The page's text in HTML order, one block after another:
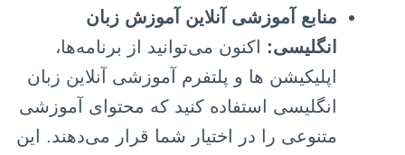
منابع آموزشی آنلاین آموزش زبان
انگلیسی: اکنون می‌توانید از برنامه‌ها،
اپلیکیشن ها و پلتفرم‌ آموزشی آنلاین زبان
انگلیسی استفاده کنید که محتوای آموزشی
متنوعی را در اختیار شما قرار می‌دهند. این